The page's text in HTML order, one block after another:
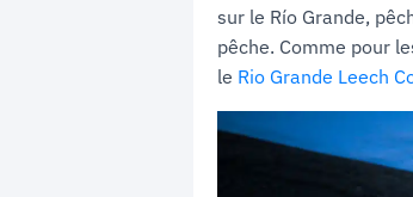
sur le Río Grande,
pêche. Comme pour
le Rio Grande Leech